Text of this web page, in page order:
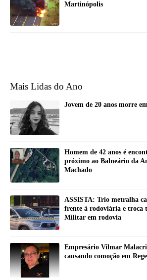
Martinópolis
Mais Lidas do Ano
Jovem de 20 anos morre
Homem de 42 anos é
próximo ao Balneário da
Machado
ASSISTA: Trio metralha
frente à rodoviária e troca
Militar em rodovia
Empresário Vilmar
causando comoção em